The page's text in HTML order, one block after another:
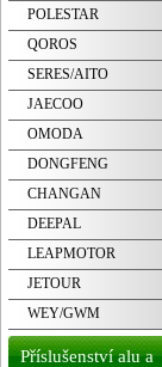
POLESTAR
QOROS
SERES/AITO
JAECOO
OMODA
DONGFENG
CHANGAN
DEEPAL
LEAPMOTOR
JETOUR
WEY/GWM
Příslušenství alu a